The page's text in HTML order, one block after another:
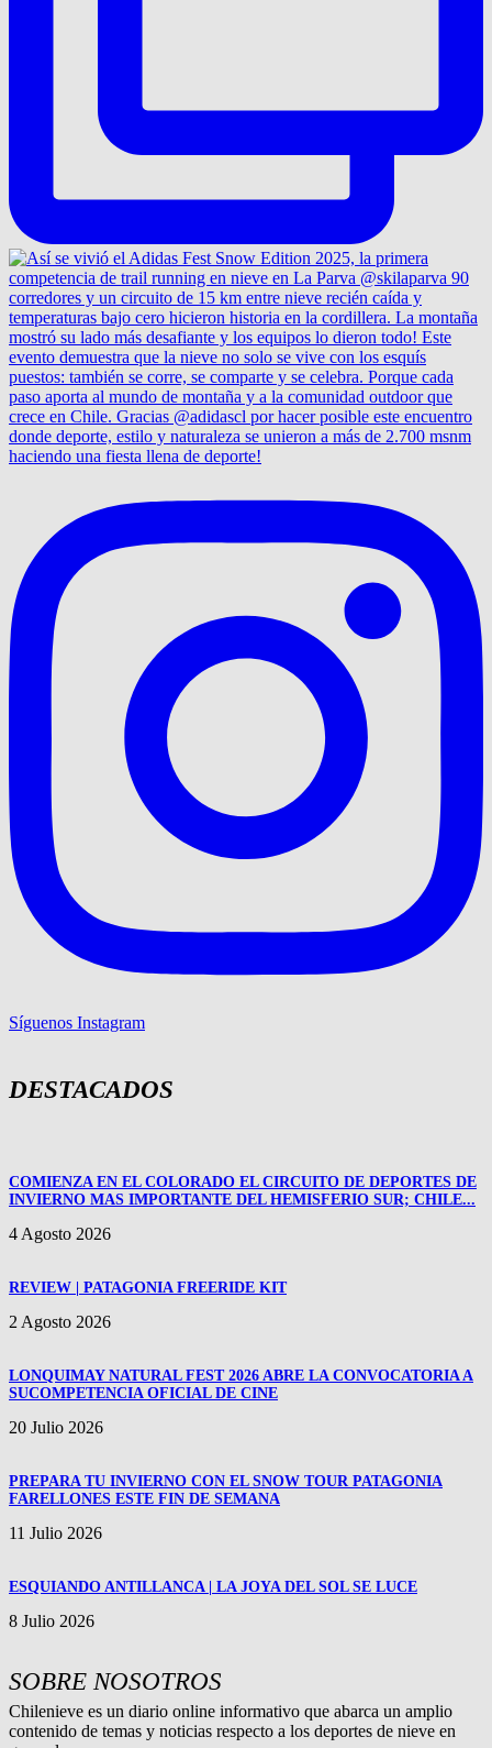
Síguenos Instagram
DESTACADOS
COMIENZA EN EL COLORADO EL CIRCUITO DE DEPORTES DE
INVIERNO MAS IMPORTANTE DEL HEMISFERIO SUR; CHILE...
4 Agosto 2026
REVIEW | PATAGONIA FREERIDE KIT
2 Agosto 2026
LONQUIMAY NATURAL FEST 2026 ABRE LA CONVOCATORIA A
SUCOMPETENCIA OFICIAL DE CINE
20 Julio 2026
PREPARA TU INVIERNO CON EL SNOW TOUR PATAGONIA
FARELLONES ESTE FIN DE SEMANA
11 Julio 2026
ESQUIANDO ANTILLANCA | LA JOYA DEL SOL SE LUCE
8 Julio 2026
SOBRE NOSOTROS
Chilenieve es un diario online informativo que abarca un amplio
contenido de temas y noticias respecto a los deportes de nieve en